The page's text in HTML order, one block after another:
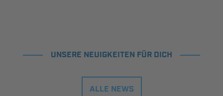
UNSERE NEUIGKEITEN FÜR DICH
ALLE NEWS